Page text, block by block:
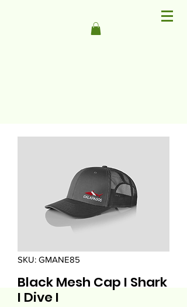
SKU: GMANE85
Black Mesh Cap I Shark
I Dive I